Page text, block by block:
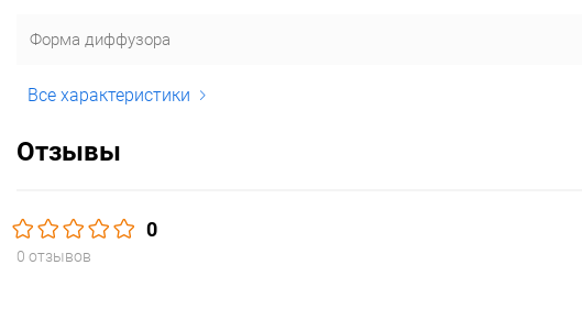
Форма диффузора
Все характеристики
Отзывы
0
0 отзывов